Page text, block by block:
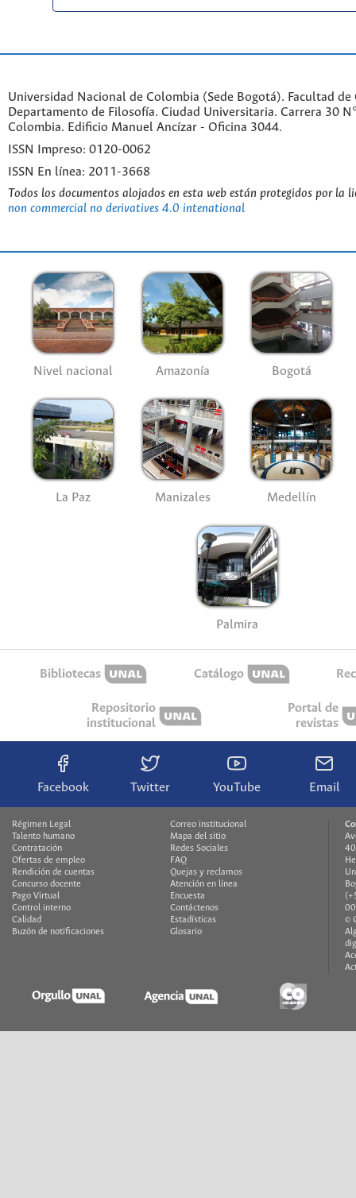
Universidad Nacional de Colombia (Sede Bogotá). Facultad de
Departamento de Filosofía. Ciudad Universitaria. Carrera 30
Colombia. Edificio Manuel Ancízar - Oficina 3044.
ISSN Impreso: 0120-0062
ISSN En línea: 2011-3668
Todos los documentos alojados en esta web están protegidos por la
non commercial no derivatives 4.0 intenational
Nivel nacional Amazonía Bogotá
La Paz Manizales Medellín
Palmira
Bibliotecas Catálogo
Repositorio
institucional
Portal de
revistas
Facebook Twitter YouTube Email
Régimen Legal
Talento humano
Contratación
Ofertas de empleo
Rendición de cuentas
Concurso docente
Pago Virtual
Control interno
Calidad
Buzón de notificaciones
Correo institucional
Mapa del sitio
Redes Sociales
FAQ
Quejas y reclamos
Atención en línea
Encuesta
Contáctenos
Estadísticas
Glosario
©